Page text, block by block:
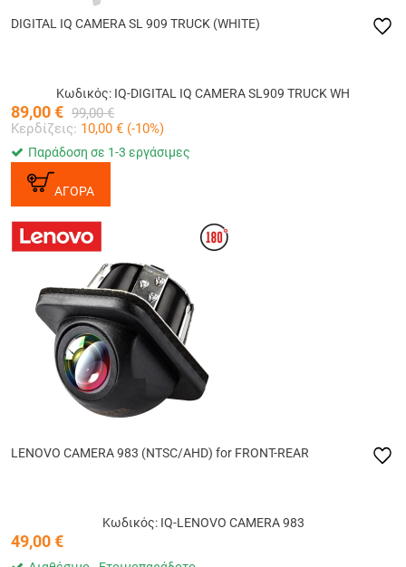
DIGITAL IQ CAMERA SL 909 TRUCK (WHITE)
Κωδικός: IQ-DIGITAL IQ CAMERA SL909 TRUCK WH
89,00€ 99,00 €
Κερδίζεις: 10,00 € (-10%)
Παράδοση σε 1-3 εργάσιμες
ΑΓΟΡΑ
LENOVO CAMERA 983 (NTSC/AHD) for FRONT-REAR
Κωδικός: IQ-LENOVO CAMERA 983
49,00€